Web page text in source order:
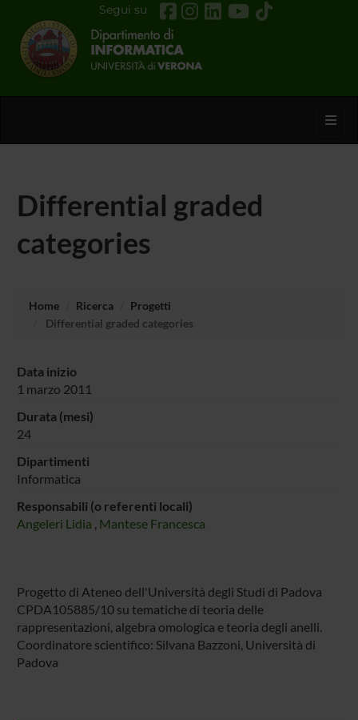
Segui su
Differential graded
categories
Home Ricerca
Progetti
Differential graded categories
Data inizio
1 marzo 2011
Durata (mesi)
24
Dipartimenti
Informatica
Responsabili (o referenti locali)
Angeleri Lidia , Mantese Francesca
Progetto di Ateneo dell'Università degli Studi di Padova
CPDA105885/10 su tematiche di teoria delle
rappresentazioni, algebra omologica e teoria degli anelli.
Coordinatore scientifico: Silvana Bazzoni, Università di
Padova